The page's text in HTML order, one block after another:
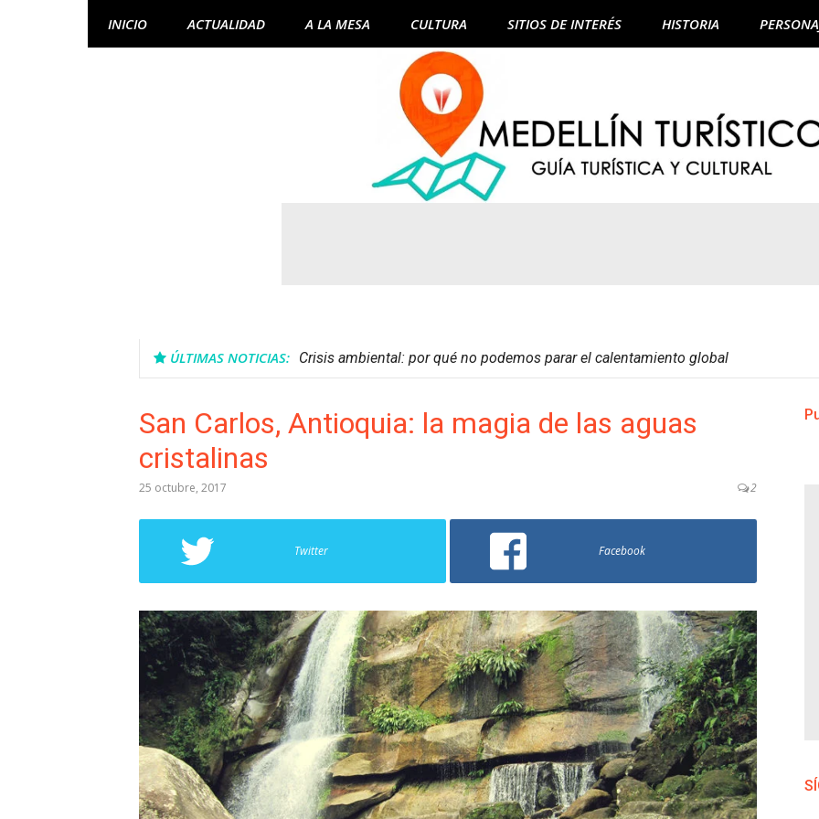
INICIO ACTUALIDAD A LA MESA CULTURA SITIOS DE INTERÉS HISTORIA
ÚLTIMAS NOTICIAS: Crisis ambiental: por qué no podemos parar el calentamiento global
San Carlos, Antioquia: la magia de las aguas
cristalinas
25 octubre, 2017 2
Twitter Facebook